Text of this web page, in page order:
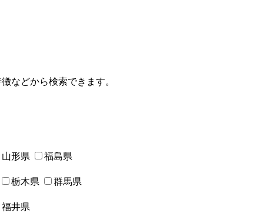
などから検索できます。
山形県
福島県
栃木県
群馬県
福井県